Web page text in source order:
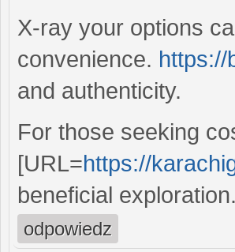
X-ray your options
convenience. https://
and authenticity.
For those seeking
[URL=https://
beneficial
odpowiedz